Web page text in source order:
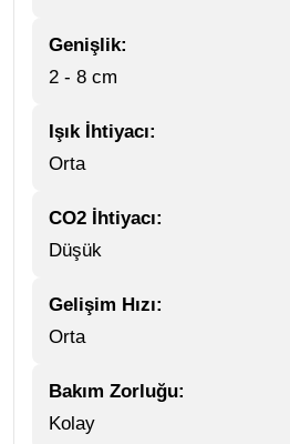
Genişlik:
2 - 8 cm
Işık İhtiyacı:
Orta
CO2 İhtiyacı:
Düşük
Gelişim Hızı:
Orta
Bakım Zorluğu:
Kolay